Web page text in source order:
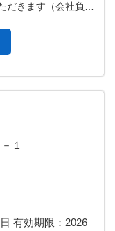
きます（会社負担
１
有効期限： 2026